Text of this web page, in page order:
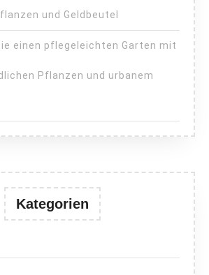
und Geldbeutel
einen pflegeleichten Garten mit
Pflanzen und urbanem
Kategorien